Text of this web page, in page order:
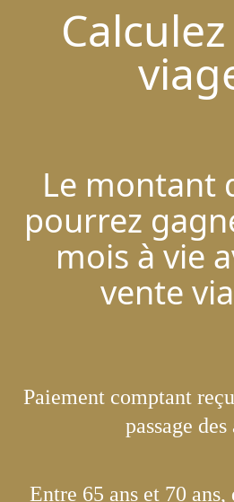
Le montant
pourrez
mois à vie
vente
Paiement comptant
passage des
Entre 65 ans et 70 ans,